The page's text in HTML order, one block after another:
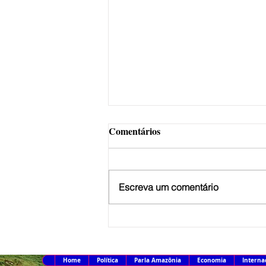
MJ detalha operação para
Comentários
Escreva um comentário
Home Política Parla Amazônia Economia